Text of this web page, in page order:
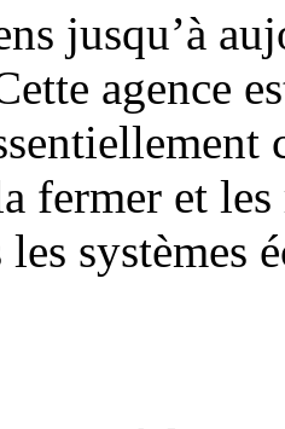
jusqu’à
agence
fermer et
les systèmes